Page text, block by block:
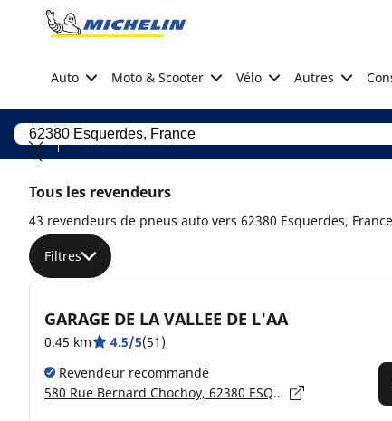
Go to page content
Auto Moto & Scooter Vélo Autres
Tous les revendeurs
43 revendeurs de pneus auto vers 62380 Esquerdes, France
Filtres
GARAGE DE LA VALLEE DE L'AA
0.45 km 4.5/5(51)
Revendeur recommandé
580 Rue Bernard Chochoy, 62380 ESQUERDES